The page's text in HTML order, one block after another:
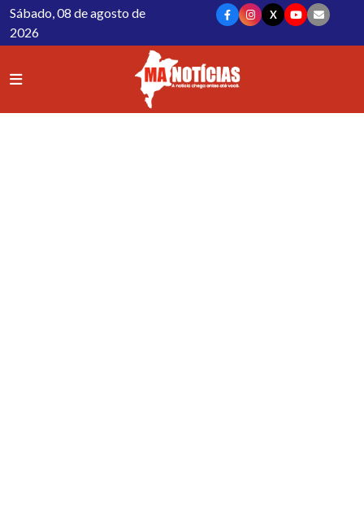
Sábado, 08 de agosto de
2026
X